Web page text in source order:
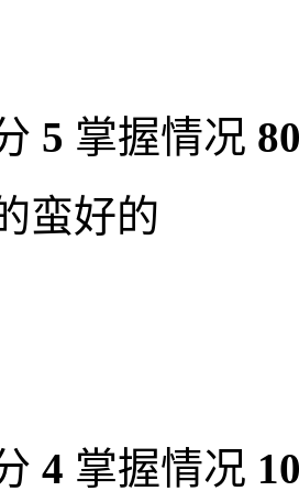
5 掌握情况
蛮好的
4 掌握情况